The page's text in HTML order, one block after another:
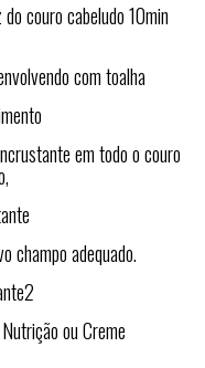
couro cabeludo 10min
com toalha
em todo o couro
champo adequado.
ou Creme